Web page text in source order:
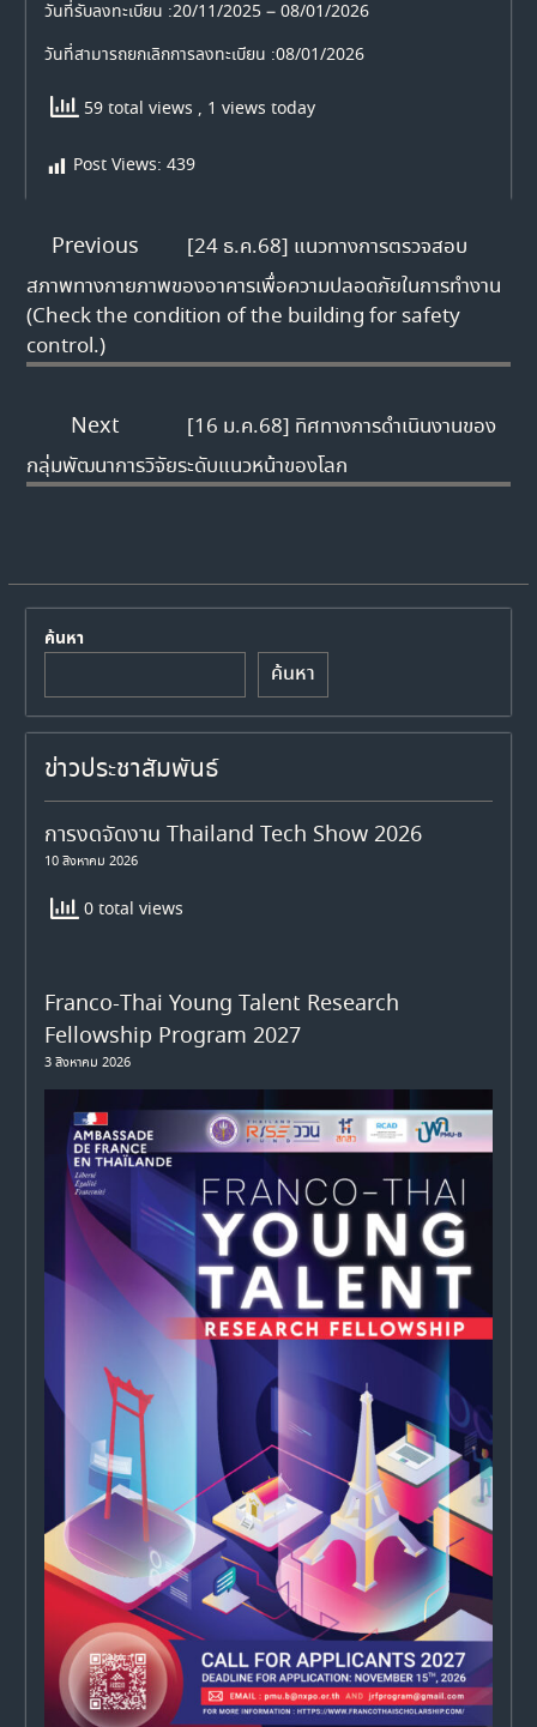
วันที่รับลงทะเบียน :20/11/2025 – 08/01/2026
วันที่สามารถยกเลิกการลงทะเบียน :08/01/2026
59 total views , 1 views today
Post Views: 439
Previous
[24 ธ.ค.68] แนวทางการตรวจสอบ
สภาพทางกายภาพของอาคารเพื่อความปลอดภัยในการทำงาน
(Check the condition of the building for safety
control.)
Next
[16 ม.ค.68] ทิศทางการดำเนินงานของ
กลุ่มพัฒนาการวิจัยระดับแนวหน้าของโลก
ค้นหา
ค้นหา
ข่าวประชาสัมพันธ์
การงดจัดงาน Thailand Tech Show 2026
10 สิงหาคม 2026
0 total views
Franco-Thai Young Talent Research
Fellowship Program 2027
3 สิงหาคม 2026